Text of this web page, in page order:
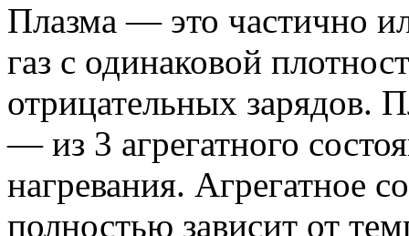
Плазма — это частично
газ с одинаковой
отрицательных зарядов.
— из 3 агрегатного
нагревания. Агрегатное
полностью зависит от